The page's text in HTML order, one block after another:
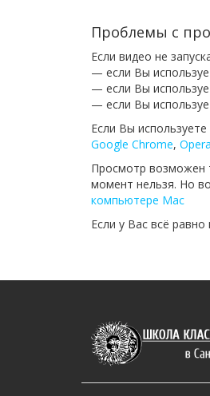
Проблемы с
Если видео не
— если Вы
— если Вы
— если Вы
Если Вы
Google Chrome, Opera
Просмотр возможен
момент нельзя. Но
компьютере Mac
Если у Вас всё